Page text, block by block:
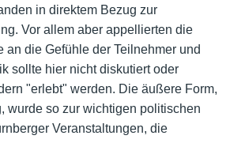
in direktem Bezug zur
Vor allem aber appellierten die
an die Gefühle der Teilnehmer und
sollte hier nicht diskutiert oder
"erlebt" werden. Die äußere Form,
wurde so zur wichtigen politischen
Veranstaltungen, die